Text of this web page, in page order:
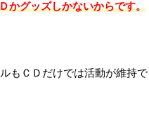
かグッズしかないからです。
もＣＤだけでは活動が維持で